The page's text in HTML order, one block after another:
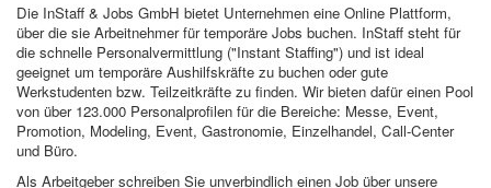
Die InStaff & Jobs GmbH bietet Unternehmen eine Online Plattform,
über die sie Arbeitnehmer für temporäre Jobs buchen. InStaff steht für
die schnelle Personalvermittlung ("Instant Staffing") und ist ideal
geeignet um temporäre Aushilfskräfte zu buchen oder gute
Werkstudenten bzw. Teilzeitkräfte zu finden. Wir bieten dafür einen Pool
von über 123.000 Personalprofilen für die Bereiche: Messe, Event,
Promotion, Modeling, Event, Gastronomie, Einzelhandel, Call-Center
und Büro.
Als Arbeitgeber schreiben Sie unverbindlich einen Job über unsere